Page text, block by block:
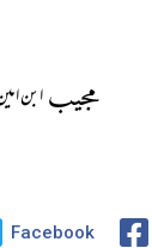
مجیبابن
Facebook